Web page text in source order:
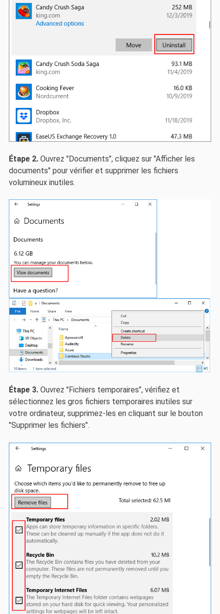
Étape 2. Ouvrez "Documents", cliquez sur "Afficher les
documents" pour vérifier et supprimer les fichiers
volumineux inutiles.
Étape 3. Ouvrez "Fichiers temporaires", vérifiez et
sélectionnez les gros fichiers temporaires inutiles sur
votre ordinateur, supprimez-les en cliquant sur le bouton
"Supprimer les fichiers".